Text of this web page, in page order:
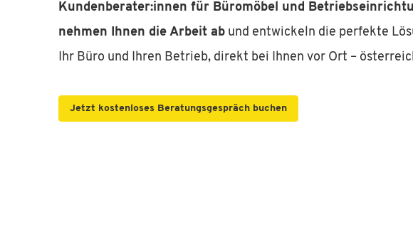
Kundenberater:innen für Büromöbel und
nehmen Ihnen die Arbeit ab und entwickeln die perfekte
Ihr Büro und Ihren Betrieb, direkt bei Ihnen vor Ort –
Jetzt kostenloses Beratungsgespräch buchen